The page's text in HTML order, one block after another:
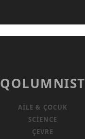
QOLUMNIST
AILE & ÇOCUK
SCIENCE
ÇEVRE